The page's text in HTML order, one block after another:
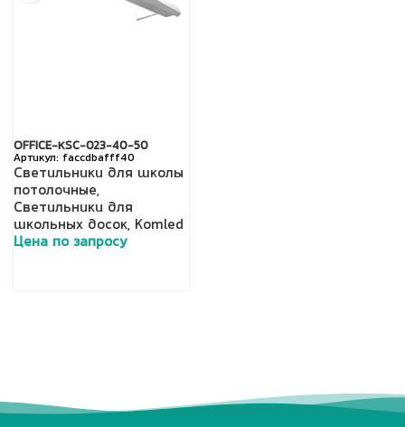
OFFICE-КSC-023-40-50
faccdbafff40
Светильники для школы
потолочные,
Светильники для
школьных досок, Komled
Цена по запросу